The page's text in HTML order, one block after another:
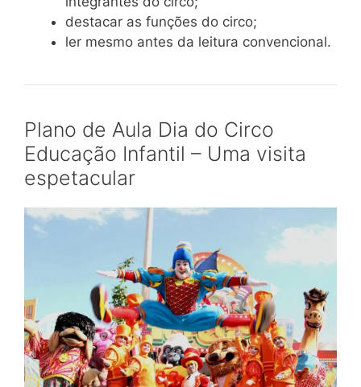
destacar as funções do circo;
ler mesmo antes da leitura convencional.
Plano de Aula Dia do Circo
Educação Infantil – Uma visita
espetacular